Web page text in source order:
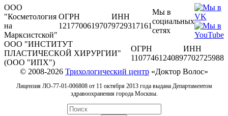
ООО
"Косметология
на
Марксистской"
ОГРН
1217700619707
ИНН
9729317161
Мы в
социальных
сетях
ООО "ИНСТИТУТ
ПЛАСТИЧЕСКОЙ ХИРУРГИИ"
(ООО "ИПХ")
ОГРН
1107746124089
ИНН
7702725988
© 2008-2026 Трихологический центр «Доктор Волос»
Лицензия ЛО-77-01-006808 от 11 октября 2013 года выдана Департаментом
здравоохранения города Москвы.